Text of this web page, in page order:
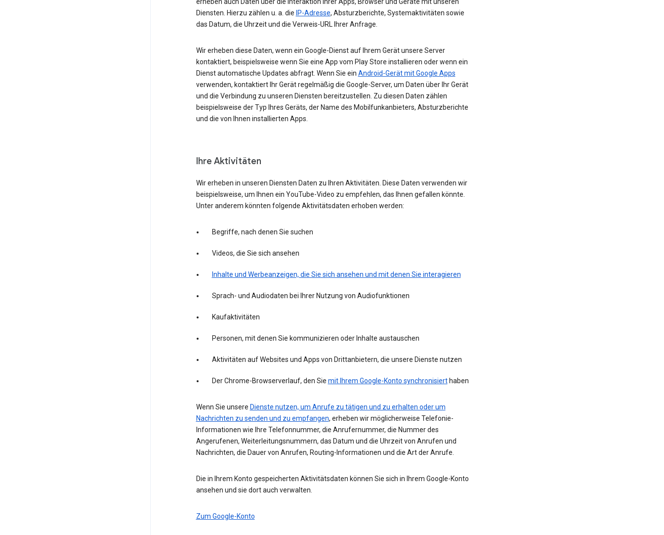
erheben auch Daten über die Interaktion Ihrer Apps, Browser und Geräte mit unseren
Diensten. Hierzu zählen u. a. die IP-Adresse, Absturzberichte, Systemaktivitäten sowie
das Datum, die Uhrzeit und die Verweis-URL Ihrer Anfrage.
Wir erheben diese Daten, wenn ein Google-Dienst auf Ihrem Gerät unsere Server
kontaktiert, beispielsweise wenn Sie eine App vom Play Store installieren oder wenn ein
Dienst automatische Updates abfragt. Wenn Sie ein Android-Gerät mit Google Apps
verwenden, kontaktiert Ihr Gerät regelmäßig die Google-Server, um Daten über Ihr Gerät
und die Verbindung zu unseren Diensten bereitzustellen. Zu diesen Daten zählen
beispielsweise der Typ Ihres Geräts, der Name des Mobilfunkanbieters, Absturzberichte
und die von Ihnen installierten Apps.
Ihre Aktivitäten
Wir erheben in unseren Diensten Daten zu Ihren Aktivitäten. Diese Daten verwenden wir
beispielsweise, um Ihnen ein YouTube-Video zu empfehlen, das Ihnen gefallen könnte.
Unter anderem könnten folgende Aktivitätsdaten erhoben werden:
Begriffe, nach denen Sie suchen
Videos, die Sie sich ansehen
Inhalte und Werbeanzeigen, die Sie sich ansehen und mit denen Sie interagieren
Sprach- und Audiodaten bei Ihrer Nutzung von Audiofunktionen
Kaufaktivitäten
Personen, mit denen Sie kommunizieren oder Inhalte austauschen
Aktivitäten auf Websites und Apps von Drittanbietern, die unsere Dienste nutzen
Der Chrome-Browserverlauf, den Sie mit Ihrem Google-Konto synchronisierthaben
Wenn Sie unsere Dienste nutzen, um Anrufe zu tätigen und zu erhalten oder um
Nachrichten zu senden und zu empfangen, erheben wir möglicherweise Telefonie-
Informationen wie Ihre Telefonnummer, die Anrufernummer, die Nummer des
Angerufenen, Weiterleitungsnummern, das Datum und die Uhrzeit von Anrufen und
Nachrichten, die Dauer von Anrufen, Routing-Informationen und die Art der Anrufe.
Die in Ihrem Konto gespeicherten Aktivitätsdaten können Sie sich in Ihrem Google-Konto
ansehen und sie dort auch verwalten.
Zum Google-Konto